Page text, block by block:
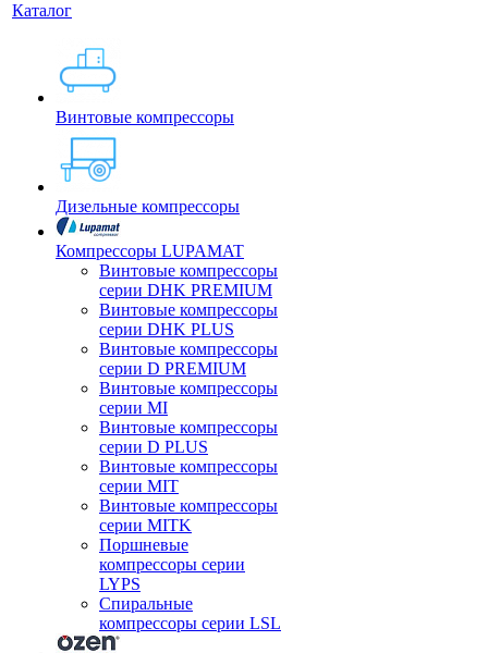
Каталог
Винтовые компрессоры
Дизельные компрессоры
Компрессоры LUPAMAT
Винтовые компрессоры
серии DHK PREMIUM
Винтовые компрессоры
серии DHK PLUS
Винтовые компрессоры
серии D PREMIUM
Винтовые компрессоры
серии MI
Винтовые компрессоры
серии D PLUS
Винтовые компрессоры
серии MIT
Винтовые компрессоры
серии MITK
Поршневые
компрессоры серии
LYPS
Спиральные
компрессоры серии LSL